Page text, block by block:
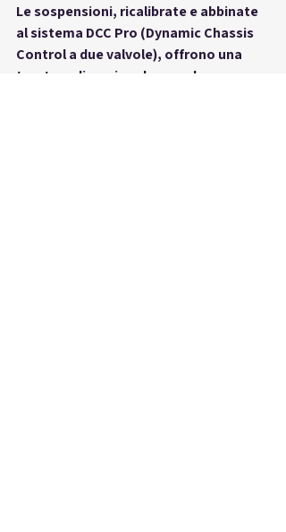
Le sospensioni, ricalibrate e abbinate
al sistema DCC Pro (Dynamic Chassis
Control a due valvole), offrono una
taratura dinamica che regola